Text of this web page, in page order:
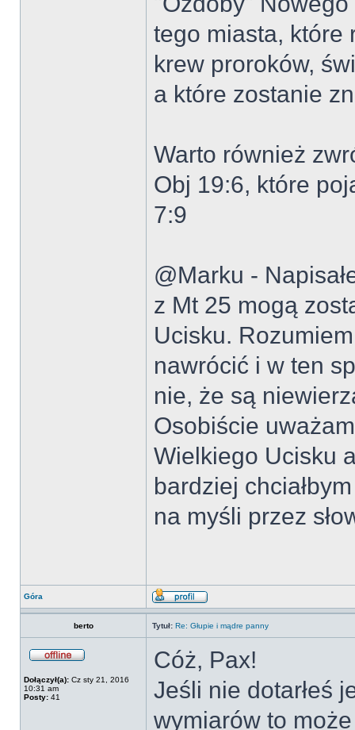
tego miasta, które
krew proroków,
a które zostanie
Warto również
Obj 19:6, które
7:9
@Marku -
z Mt 25 mogą
Ucisku.
nawrócić i w ten
nie, że są
Osobiście
Wielkiego Ucisku
bardziej
na myśli przez
Góra
berto Tytuł: Re: Głupie i mądre panny
Dołączył(a): Cz sty 21, 2016
10:31 am
Posty: 41
Cóż, Pax!
Jeśli nie dotarłeś
wymiarów to